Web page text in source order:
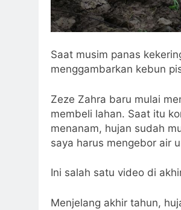
Saat musim panas
menggambarkan kebun
Zeze Zahra baru mulai
membeli lahan. Saat itu
menanam, hujan sudah
saya harus mengebor air
Ini salah satu video di
Menjelang akhir tahun,